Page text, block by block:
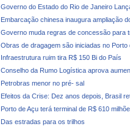
Governo do Estado do Rio de Janeiro
Embarcação chinesa inaugura ampliação
Governo muda regras de concessão para
Obras de dragagem são iniciadas no Porto
Infraestrutura ruim tira R$ 150 Bi do País
Conselho da Rumo Logística aprova
Petrobras menor no pré- sal
Efeitos da Crise: Dez anos depois, Brasil
Porto de Açu terá terminal de R$ 610
Das estradas para os trilhos